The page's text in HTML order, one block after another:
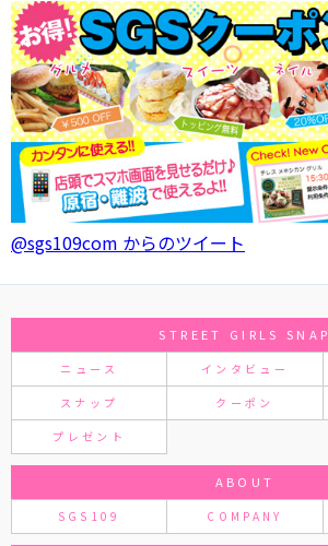
@sgs109com からのツイート
STREET GIRLS SNAP
ニュース インタビュー
スナップ クーポン
プレゼント
ABOUT
SGS109 COMPANY